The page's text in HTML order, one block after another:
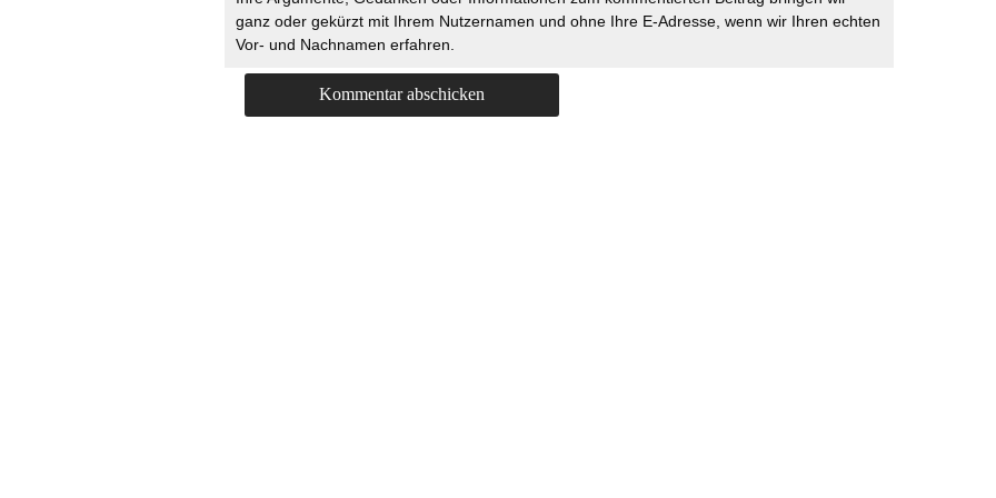
ganz oder gekürzt mit Ihrem Nutzernamen und ohne Ihre E-Adresse, wenn wir Ihren echten
Vor- und Nachnamen erfahren.